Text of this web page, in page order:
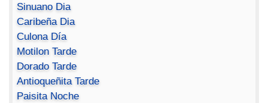
Sinuano Dia
Caribeña Dia
Culona Día
Motilon Tarde
Dorado Tarde
Antioqueñita Tarde
Paisita Noche